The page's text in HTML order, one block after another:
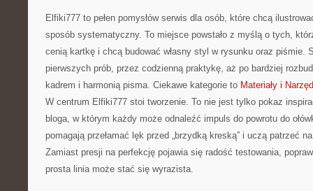
Elfiki777 to pełen pomysłów serwis dla osób, które chcą
sposób systematyczny. To miejsce powstało z myślą o tych,
cenią kartkę i chcą budować własny styl w rysunku oraz piśmie.
pierwszych prób, przez codzienną praktykę, aż po bardziej
kadrem i harmonią pisma. Ciekawe kategorie to Materiały i
W centrum Elfiki777 stoi tworzenie. To nie jest tylko pokaz
bloga, w którym każdy może odnaleźć impuls do powrotu do
pomagają przełamać lęk przed „brzydką kreską” i uczą patrzeć
Zamiast presji na perfekcję pojawia się radość testowania,
prosta linia może stać się wyrazista.